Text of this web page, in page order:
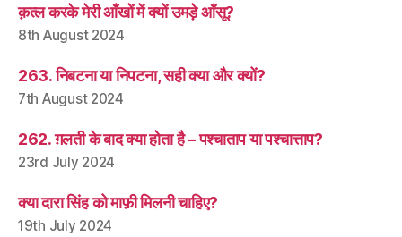
क़त्ल करके मेरी आँखों में क्यों उमड़े आँसू?
8th August 2024
263. निबटना या निपटना, सही क्या और क्यों?
7th August 2024
262. ग़लती के बाद क्या होता है – पश्चाताप या पश्चात्ताप?
23rd July 2024
क्या दारा सिंह को माफ़ी मिलनी चाहिए?
19th July 2024